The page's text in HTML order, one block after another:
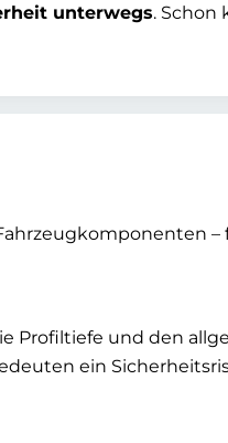
unterwegs. Schon
–
Profiltiefe und den
ein